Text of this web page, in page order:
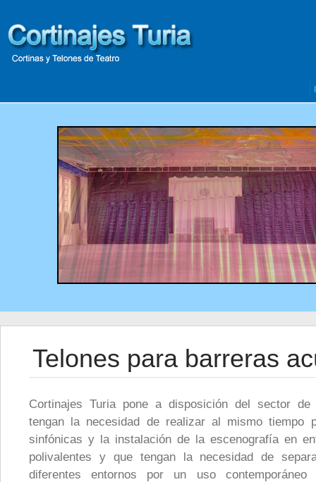
Telones para barreras
Cortinajes Turia pone a disposición del sector de
tengan la necesidad de realizar al mismo tiempo
sinfónicas y la instalación de la escenografía en
polivalentes y que tengan la necesidad de
diferentes entornos por un uso contemporáneo